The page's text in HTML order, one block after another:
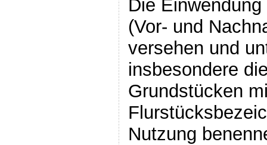
Die
(Vor- und
versehen und
insbesondere
Grundstücken
Nutzung